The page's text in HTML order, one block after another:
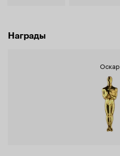
Награды
Оскар